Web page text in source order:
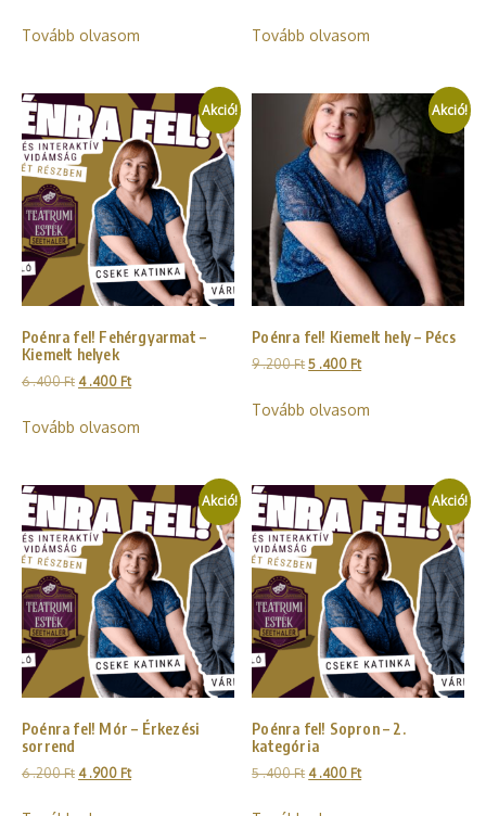
Tovább olvasom Tovább olvasom
Akció!
Poénra fel! Fehérgyarmat –
Kiemelt helyek
6 .400Ft 4 .400 Ft
Tovább olvasom
Akció!
Poénra fel! Kiemelt hely – Pécs
9 .200Ft 5 .400 Ft
Tovább olvasom
Akció!
Poénra fel! Mór – Érkezési
sorrend
6 .200Ft 4 .900 Ft
Akció!
Poénra fel! Sopron – 2.
kategória
5 .400Ft 4 .400 Ft